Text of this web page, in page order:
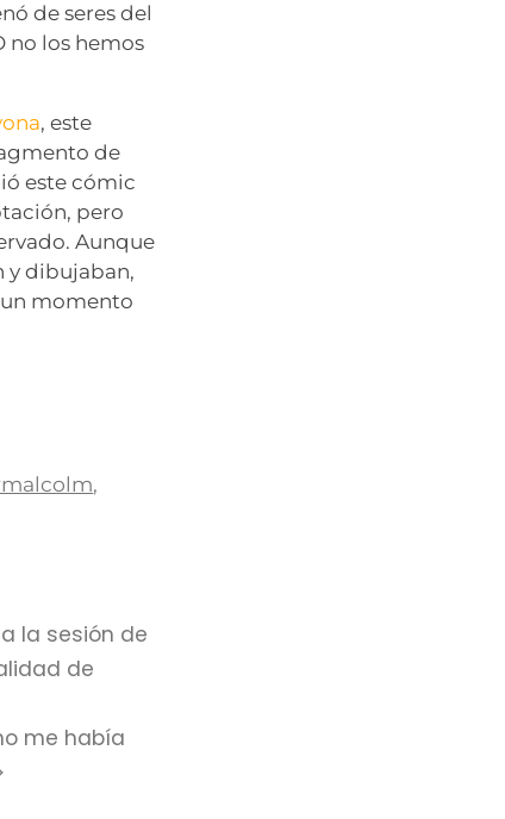
de seres del
no los hemos
, este
de
este cómic
pero
Aunque
y dibujaban,
un momento
,
la sesión de
de
me había